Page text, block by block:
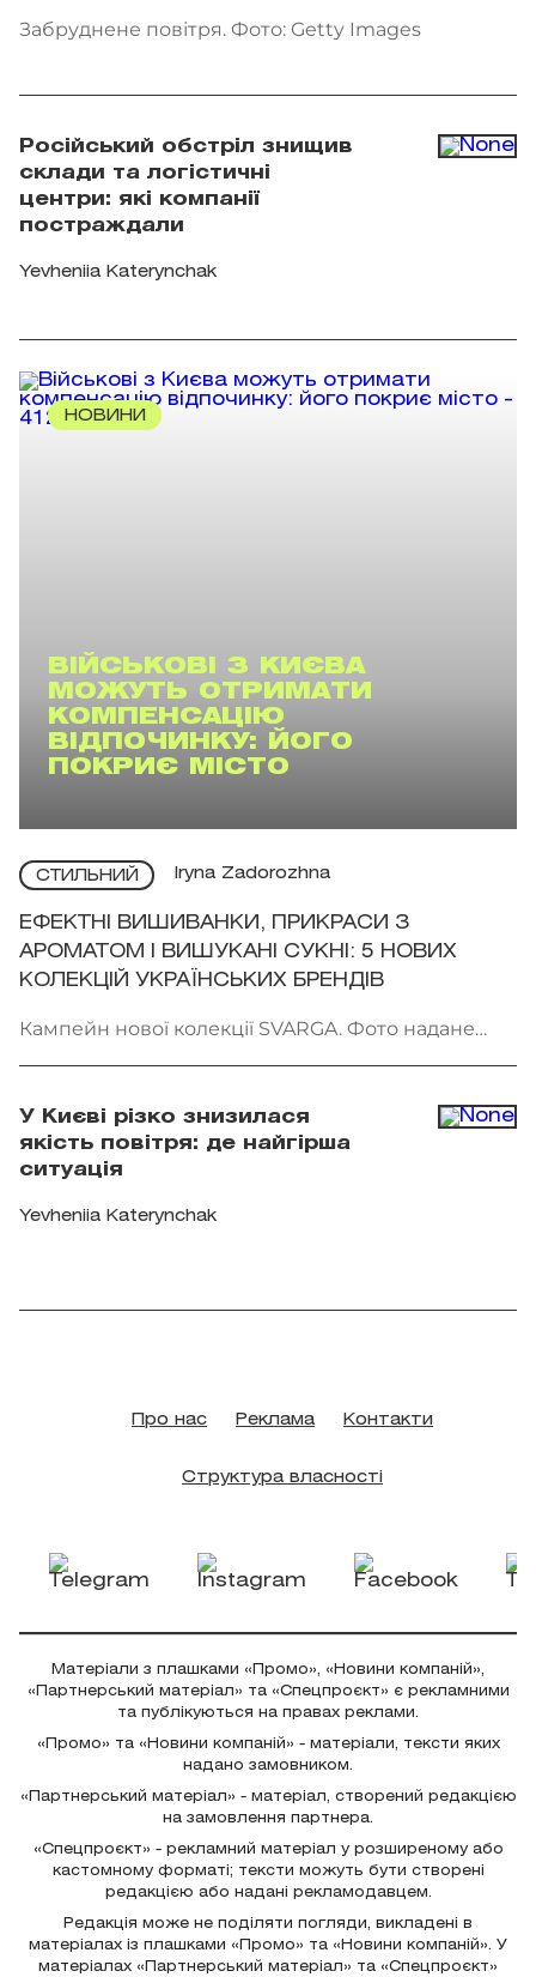
Забруднене повітря. Фото: Getty Images
Російський обстріл знищив
склади та логістичні
центри: які компанії
постраждали
Yevheniia Katerynchak
НОВИНИ
ВІЙСЬКОВІ З КИЄВА
МОЖУТЬ ОТРИМАТИ
КОМПЕНСАЦІЮ
ВІДПОЧИНКУ: ЙОГО
ПОКРИЄ МІСТО
СТИЛЬНИЙ Iryna Zadorozhna
ЕФЕКТНІ ВИШИВАНКИ, ПРИКРАСИ З
АРОМАТОМ І ВИШУКАНІ СУКНІ: 5 НОВИХ
КОЛЕКЦІЙ УКРАЇНСЬКИХ БРЕНДІВ
Кампейн нової колекції SVARGA. Фото надане
У Києві різко знизилася
якість повітря: де найгірша
ситуація
Yevheniia Katerynchak
Про нас Реклама Контакти
Структура власності
Матеріали з плашками «Промо», «Новини компаній»,
«Партнерський матеріал» та «Спецпроєкт» є рекламними
та публікуються на правах реклами.
«Промо» та «Новини компаній» - матеріали, тексти яких
надано замовником.
«Партнерський матеріал» - матеріал, створений редакцією
на замовлення партнера.
«Спецпроєкт» - рекламний матеріал у розширеному або
кастомному форматі; тексти можуть бути створені
редакцією або надані рекламодавцем.
Редакція може не поділяти погляди, викладені в
матеріалах із плашками «Промо» та «Новини компаній». У
матеріалах «Партнерський матеріал» та «Спецпроєкт»